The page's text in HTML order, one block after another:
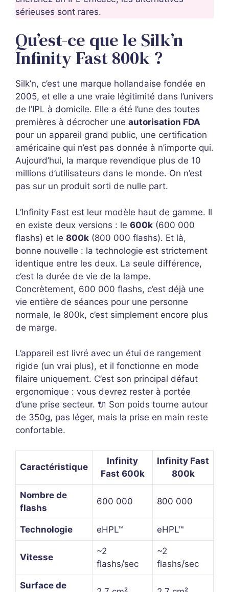
sérieuses sont rares.
Qu’est-ce que le Silk’n
Infinity Fast 800k ?
Silk’n, c’est une marque hollandaise fondée en
2005, et elle a une vraie légitimité dans l’univers
de l’IPL à domicile. Elle a été l’une des toutes
premières à décrocher une autorisation FDA
pour un appareil grand public, une certification
américaine qui n’est pas donnée à n’importe qui.
Aujourd’hui, la marque revendique plus de 10
millions d’utilisateurs dans le monde. On n’est
pas sur un produit sorti de nulle part.
L’Infinity Fast est leur modèle haut de gamme. Il
en existe deux versions : le 600k (600 000
flashs) et le 800k (800 000 flashs). Et là,
bonne nouvelle : la technologie est strictement
identique entre les deux. La seule différence,
c’est la durée de vie de la lampe.
Concrètement, 600 000 flashs, c’est déjà une
vie entière de séances pour une personne
normale, le 800k, c’est simplement encore plus
de marge.
L’appareil est livré avec un étui de rangement
rigide (un vrai plus), et il fonctionne en mode
filaire uniquement. C’est son principal défaut
ergonomique : vous devrez rester à portée
d’une prise secteur. 🔌 Son poids tourne autour
de 350g, pas léger, mais la prise en main reste
confortable.
Caractéristique
Infinity
Fast 600k
Infinity Fast
800k
Nombre de
flashs
600 000 800 000
Technologie eHPL™ eHPL™
Vitesse
~2
flashs/sec
~2
flashs/sec
Surface de